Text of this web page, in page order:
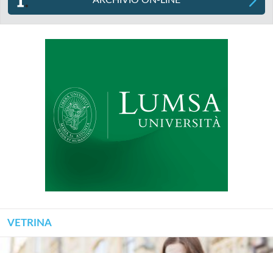
VETRINA